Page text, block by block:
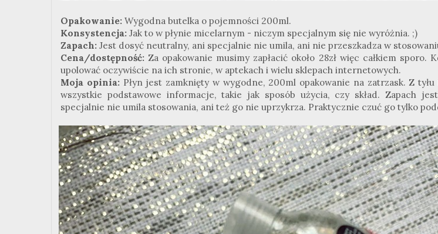
Opakowanie: Wygodna butelka o pojemności 200ml.
Konsystencja: Jak to w płynie micelarnym - niczym specjalnym się nie wyróżnia. ;)
Zapach: Jest dosyć neutralny, ani specjalnie nie umila, ani nie przeszkadza w
Cena/dostępność: Za opakowanie musimy zapłacić około 28zł więc całkiem sporo.
upolować oczywiście na ich stronie, w aptekach i wielu sklepach internetowych.
Moja opinia: Płyn jest zamknięty w wygodne, 200ml opakowanie na zatrzask. Z
wszystkie podstawowe informacje, takie jak sposób użycia, czy skład. Zapach
specjalnie nie umila stosowania, ani też go nie uprzykrza. Praktycznie czuć go tylko